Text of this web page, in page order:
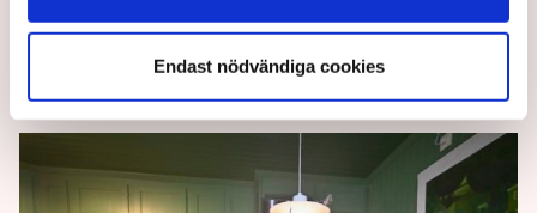
Endast nödvändiga cookies
äganderätten på framtiden, skriver Tobias Wikström
i en DI-ledare.